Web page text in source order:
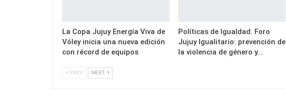
La Copa Jujuy Energía Viva de
Vóley inicia una nueva edición
con récord de equipos
Políticas de Igualdad. Foro
Jujuy Igualitario: prevención de
la violencia de género y…
PREV NEXT